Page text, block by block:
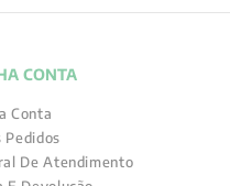
CONTA
Conta
Pedidos
De Atendimento